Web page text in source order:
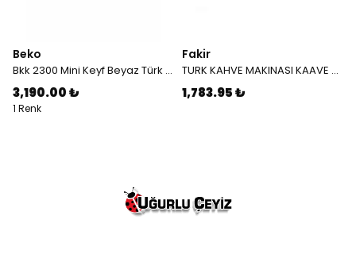
Beko
Bkk 2300 Mini Keyf Beyaz Türk Kahve Makinesi
3,190.00 ₺
1 Renk
Fakir
TURK KAHVE MAKINASI KAAVE MONO KUMBEJI
1,783.95 ₺